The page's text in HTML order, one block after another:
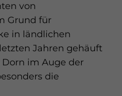
von
Grund für
in ländlichen
Jahren gehäuft
im Auge der
die
Policy Statement for this